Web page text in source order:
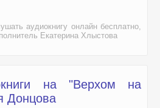
аудиокнигу онлайн бесплатно,
Екатерина Хлыстова
на "Верхом на
Донцова